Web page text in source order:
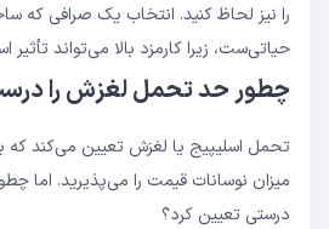
را نیز لحاظ کنید. انتخاب یک صرافی که
حیاتی‌ست، زیرا کارمزد بالا می‌تواند تأثیر
چطور حد تحمل لغزش را
تحمل اسلیپیج یا لغزش تعیین می‌کند که
میزان نوسانات قیمت را می‌پذیرید. اما
درستی تعیین کرد؟